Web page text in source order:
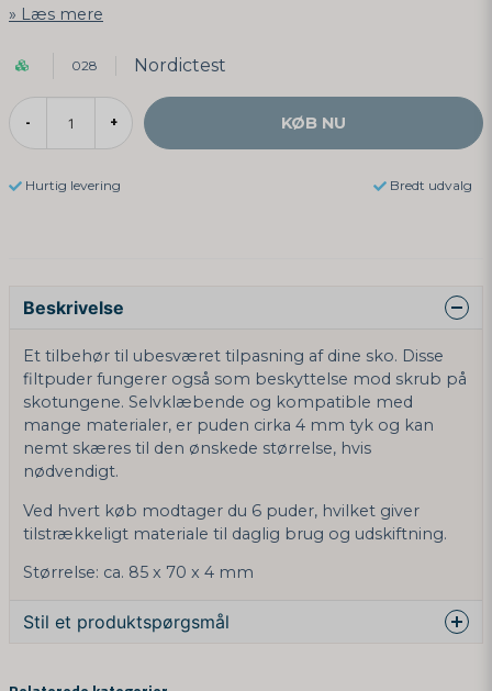
Læs mere
028 Nordictest
- + KØB NU
Hurtig levering Bredt udvalg
Beskrivelse
Et tilbehør til ubesværet tilpasning af dine sko. Disse
filtpuder fungerer også som beskyttelse mod skrub på
skotungene. Selvklæbende og kompatible med
mange materialer, er puden cirka 4 mm tyk og kan
nemt skæres til den ønskede størrelse, hvis
nødvendigt.
Ved hvert køb modtager du 6 puder, hvilket giver
tilstrækkeligt materiale til daglig brug og udskiftning.
Størrelse: ca. 85 x 70 x 4 mm
Stil et produktspørgsmål
Spørg os noget om dette produkt...